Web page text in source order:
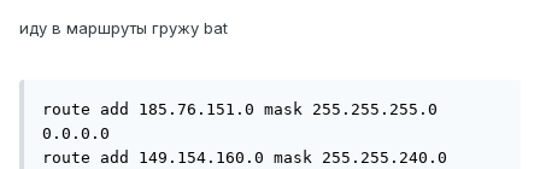
иду в маршруты гружу bat
route add 185.76.151.0 mask 255.255.255.0
0.0.0.0
route add 149.154.160.0 mask 255.255.240.0